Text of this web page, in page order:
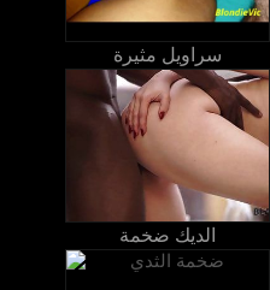
سراويل مثيرة
الديك ضخمة